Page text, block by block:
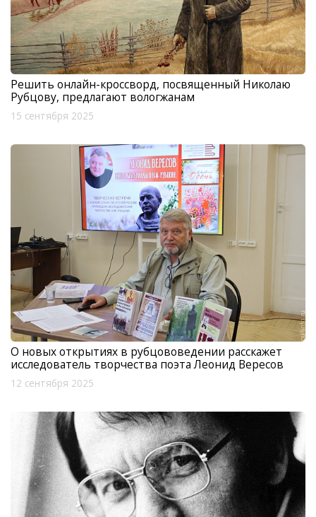
Решить онлайн-кроссворд, посвященный Николаю
Рубцову, предлагают вологжанам
15 сентября 2025
О новых открытиях в рубцововедении расскажет
исследователь творчества поэта Леонид Вересов
12 сентября 2025